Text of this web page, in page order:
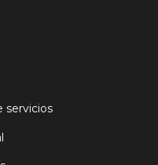
servicios